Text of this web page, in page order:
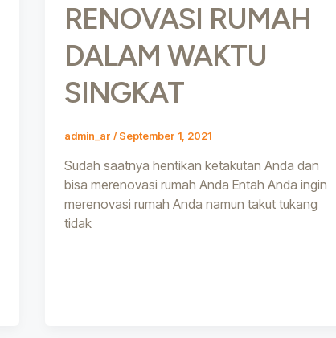
RENOVASI RUMAH
DALAM WAKTU
SINGKAT
admin_ar /September 1, 2021
Sudah saatnya hentikan ketakutan Anda dan
bisa merenovasi rumah Anda Entah Anda ingin
merenovasi rumah Anda namun takut tukang
tidak